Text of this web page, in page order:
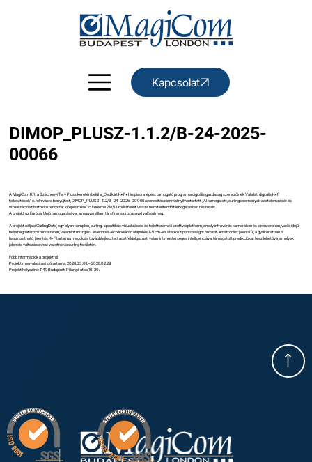
Kapcsolat
DIMOP_PLUSZ-1.1.2/B-24-2025-
00066
A MagiCom Kft. a Széchenyi Terv Plusz keretén belül a „Dedikált K+F+I és piacra lépést támogató program a digitális gazdaság szereplőinek Vállalati digitális K+F
fejlesztések” c. felhívásra benyújtott, DIMOP_PLUSZ-1.1.2/B-24-2025-00066 azonosítószámmal nyilvántartott „AI támogatott, curling események adatelemzését és
vizualizációját biztosító rendszer kifejlesztése” c. kérelme 218,53 millió forint vissza nem térítendő támogatásban részesült.
A projekt az Európai Unió támogatásával, a magyar állam társfinanszírozásával valósul meg.
A projekt célja a CurlingData, egy olyan komplex, curling-specifikus vizualizációs és fejlett elemző szoftverplatform, amely infravörös kamerákon és szenzorokon, valós idejű
helymeghatározó rendszeren, valamint mozgás- és érintés-érzékelőkön alapul és 1-5 cm-es abszolút pontosságot biztosít. Az áttörést jelentő új, a gyakorlatban is
hasznosítható, jelentős K+F tartalmú megoldás továbbfejlesztett adatfeldolgozást, valamint mesterséges intelligenciával támogatott predikciókat tesz lehetővé, amelyek
jelentős változásokhoz vezetnek a curling területén.
Főbb információk a projektről:
Projekt megvalósítási időtartama: 2026.03.01. – 2028.02.29.
Projekt helyszíne: 1149 Budapest, Pillangó utca 16-20.